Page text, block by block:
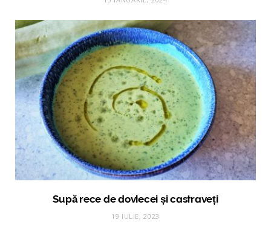
Supă rece de dovlecei și castraveți
19 IULIE, 2023